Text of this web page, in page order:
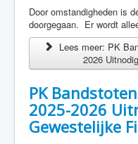
Door omstandigheden is
doorgegaan. Er wordt
Lees meer: PK
2026
PK
2025-2026
Gewestelijke